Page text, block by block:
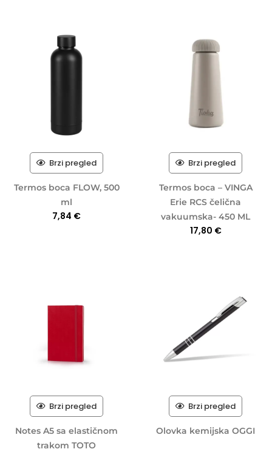
Brzi pregled
Termos boca FLOW, 500
ml
7,84 €
Brzi pregled
Termos boca – VINGA
Erie RCS čelična
vakuumska- 450 ML
17,80 €
Brzi pregled
Notes A5 sa elastičnom
trakom TOTO
Brzi pregled
Olovka kemijska OGGI